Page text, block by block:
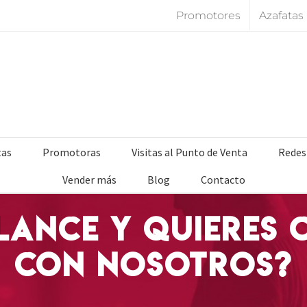
Promotores Azafatas
Promotoras Visitas al Punto de Venta
Vender más
Blog Contacto
y
con nosotros?